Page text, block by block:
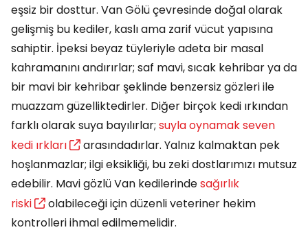
eşsiz bir dosttur. Van Gölü çevresinde doğal olarak
gelişmiş bu kediler, kaslı ama zarif vücut yapısına
sahiptir. İpeksi beyaz tüyleriyle adeta bir masal
kahramanını andırırlar; saf mavi, sıcak kehribar ya da
bir mavi bir kehribar şeklinde benzersiz gözleri ile
muazzam güzelliktedirler. Diğer birçok kedi ırkından
farklı olarak suya bayılırlar; suyla oynamak seven
kedi ırkları
arasındadırlar. Yalnız kalmaktan pek
hoşlanmazlar; ilgi eksikliği, bu zeki dostlarımızı mutsuz
edebilir. Mavi gözlü Van kedilerindesağırlık
riski
olabileceği için düzenli veteriner hekim
kontrolleri ihmal edilmemelidir.